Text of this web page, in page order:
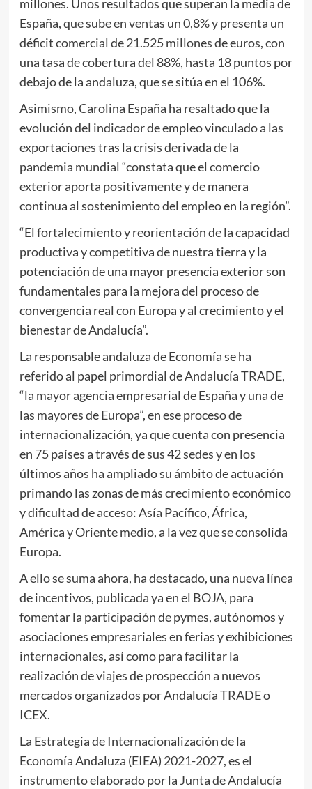
millones. Unos resultados que superan la media de
España, que sube en ventas un 0,8% y presenta un
déficit comercial de 21.525 millones de euros, con
una tasa de cobertura del 88%, hasta 18 puntos por
debajo de la andaluza, que se sitúa en el 106%.
Asimismo, Carolina España ha resaltado que la
evolución del indicador de empleo vinculado a las
exportaciones tras la crisis derivada de la
pandemia mundial “constata que el comercio
exterior aporta positivamente y de manera
continua al sostenimiento del empleo en la región”.
“El fortalecimiento y reorientación de la capacidad
productiva y competitiva de nuestra tierra y la
potenciación de una mayor presencia exterior son
fundamentales para la mejora del proceso de
convergencia real con Europa y al crecimiento y el
bienestar de Andalucía”.
La responsable andaluza de Economía se ha
referido al papel primordial de Andalucía TRADE,
“la mayor agencia empresarial de España y una de
las mayores de Europa”, en ese proceso de
internacionalización, ya que cuenta con presencia
en 75 países a través de sus 42 sedes y en los
últimos años ha ampliado su ámbito de actuación
primando las zonas de más crecimiento económico
y dificultad de acceso: Asía Pacífico, África,
América y Oriente medio, a la vez que se consolida
Europa.
A ello se suma ahora, ha destacado, una nueva línea
de incentivos, publicada ya en el BOJA, para
fomentar la participación de pymes, autónomos y
asociaciones empresariales en ferias y exhibiciones
internacionales, así como para facilitar la
realización de viajes de prospección a nuevos
mercados organizados por Andalucía TRADE o
ICEX.
La Estrategia de Internacionalización de la
Economía Andaluza (EIEA) 2021-2027, es el
instrumento elaborado por la Junta de Andalucía